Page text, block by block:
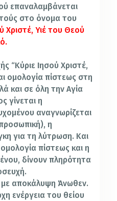
επαναλαμβάνεται
στο όνομα του
Χριστέ, Υιέ του Θεού
“Κύριε Ιησού Χριστέ,
ομολογία πίστεως στη
και σε όλη την Αγία
γίνεται η
αναγνωρίζεται
η
για τη λύτρωση. Και
πίστεως και η
δίνουν πληρότητα
αποκάλυψη Άνωθεν.
ενέργεια του θείου